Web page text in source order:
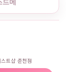
트샵 춘천점